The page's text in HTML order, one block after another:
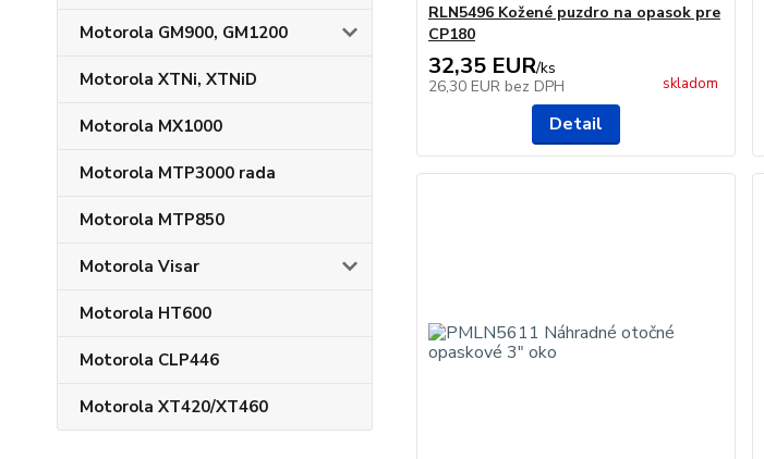
Motorola GM900, GM1200
Motorola XTNi, XTNiD
Motorola MX1000
Motorola MTP3000 rada
Motorola MTP850
Motorola Visar
Motorola HT600
Motorola CLP446
Motorola XT420/XT460
RLN5496 Kožené puzdro na opasok pre
CP180
32,35 EUR/ks
26,30 EUR bez DPH skladom
Detail